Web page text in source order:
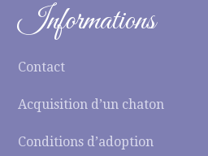
Informations
Contact
Acquisition d’un chaton
Conditions d’adoption